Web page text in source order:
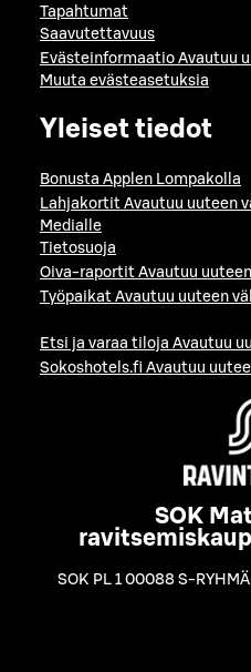
Tapahtumat
Saavutettavuus
Evästeinformaatio Avautuu
Muuta evästeasetuksia
Yleiset tiedot
Bonusta Applen Lompakolla
Lahjakortit Avautuu uuteen
Medialle
Tietosuoja
Oiva-raportit Avautuu
Työpaikat Avautuu uuteen
Etsi ja varaa tiloja Avautuu
Sokoshotels.fi Avautuu
SOK
SOK PL 1 00088 S-RYHMÄ